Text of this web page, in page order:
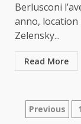
Berlusconi
anno, location
Zelensky...
Read More
Previous 1